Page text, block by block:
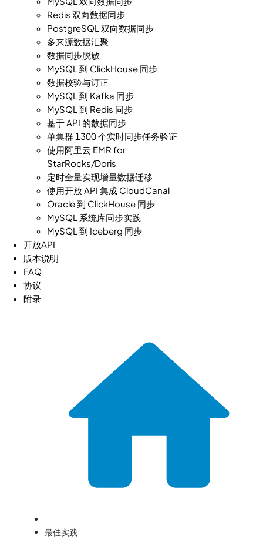
Redis 双向数据同步
PostgreSQL 双向数据同步
多来源数据汇聚
数据同步脱敏
MySQL 到 ClickHouse 同步
数据校验与订正
MySQL 到 Kafka 同步
MySQL 到 Redis 同步
基于 API 的数据同步
单集群 1300 个实时同步任务验证
使用阿里云 EMR for
StarRocks/Doris
定时全量实现增量数据迁移
使用开放 API 集成 CloudCanal
Oracle 到 ClickHouse 同步
MySQL 系统库同步实践
MySQL 到 Iceberg 同步
开放API
版本说明
FAQ
协议
附录
最佳实践